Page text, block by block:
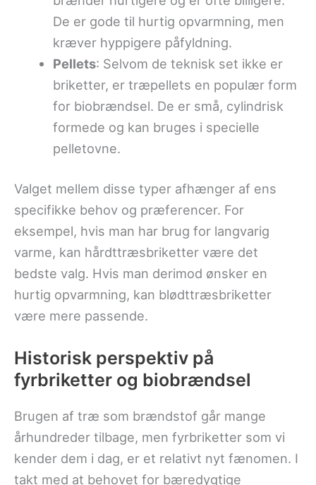
De er gode til hurtig opvarmning, men
kræver hyppigere påfyldning.
Pellets: Selvom de teknisk set ikke er
briketter, er træpellets en populær form
for biobrændsel. De er små, cylindrisk
formede og kan bruges i specielle
pelletovne.
Valget mellem disse typer afhænger af ens
specifikke behov og præferencer. For
eksempel, hvis man har brug for langvarig
varme, kan hårdttræsbriketter være det
bedste valg. Hvis man derimod ønsker en
hurtig opvarmning, kan blødttræsbriketter
være mere passende.
Historisk perspektiv på
fyrbriketter og biobrændsel
Brugen af træ som brændstof går mange
århundreder tilbage, men fyrbriketter som vi
kender dem i dag, er et relativt nyt fænomen. I
takt med at behovet for bæredygtige